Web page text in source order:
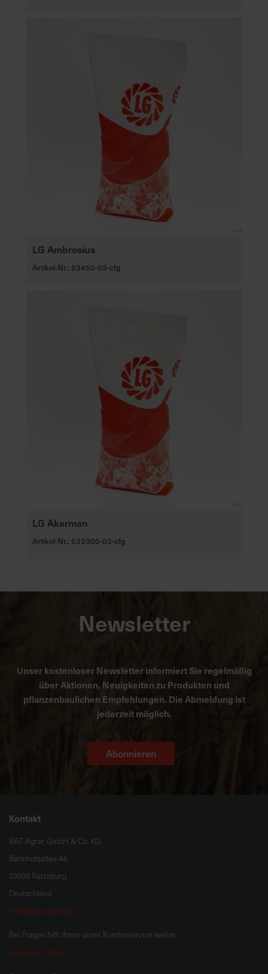
LG Ambrosius
Artikel-Nr.: 53450-03-cfg
LG Akerman
Artikel-Nr.: 533300-03-cfg
Newsletter
Unser kostenloser Newsletter informiert Sie regelmäßig
über Aktionen, Neuigkeiten zu Produkten und
pflanzenbaulichen Empfehlungen. Die Abmeldung ist
jederzeit möglich.
Abonnieren
Kontakt
BAT Agrar GmbH & Co. KG
Bahnhofsallee 44
23909 Ratzeburg
Deutschland
info@bat-agrar.de
Bei Fragen hilft Ihnen unser Kundenservice weiter:
+49 4541 806 0